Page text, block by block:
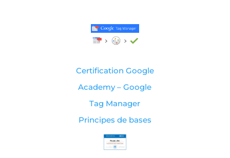
Certification Google
Academy – Google
Tag Manager
Principes de bases